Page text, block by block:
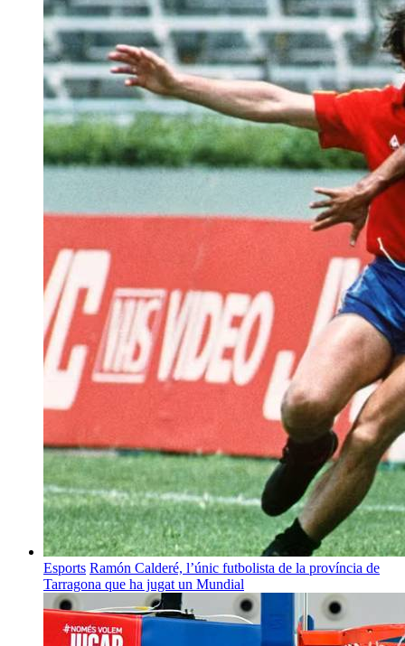
Esports Ramón Calderé, l’únic futbolista de la província de
Tarragona que ha jugat un Mundial